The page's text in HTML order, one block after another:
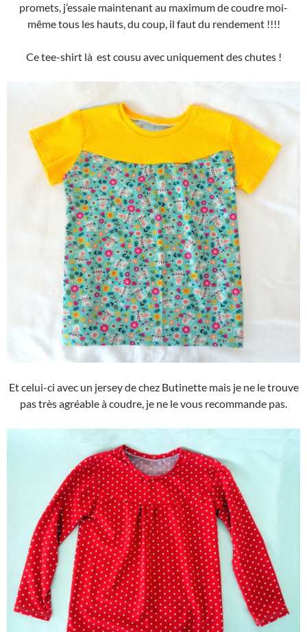
promets, j’essaie maintenant au maximum de coudre moi-
même tous les hauts, du coup, il faut du rendement !!!!
Ce tee-shirt là est cousu avec uniquement des chutes !
Et celui-ci avec un jersey de chez Butinette mais je ne le trouve
pas très agréable à coudre, je ne le vous recommande pas.